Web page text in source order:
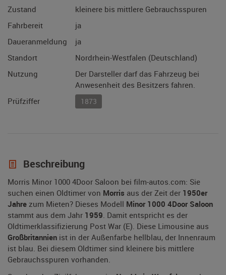
Zustand
kleinere bis mittlere Gebrauchsspuren
Fahrbereit
ja
Daueranmeldung
ja
Standort
Nordrhein-Westfalen (Deutschland)
Nutzung
Der Darsteller darf das Fahrzeug bei
Anwesenheit des Besitzers fahren.
Prüfziffer
1873
Beschreibung
Morris Minor 1000 4Door Saloon bei film-autos.com: Sie
suchen einen Oldtimer von Morris aus der Zeit der 1950er
Jahre zum Mieten? Dieses Modell Minor 1000 4Door Saloon
stammt aus dem Jahr 1959. Damit entspricht es der
Oldtimerklassifizierung Post War (E). Diese Limousine aus
Großbritannien ist in der Außenfarbe hellblau, der Innenraum
ist blau. Bei diesem Oldtimer sind kleinere bis mittlere
Gebrauchsspuren vorhanden.